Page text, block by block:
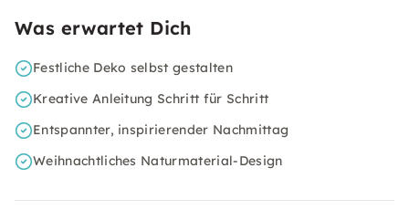
Was erwartet Dich
Festliche Deko selbst gestalten
Kreative Anleitung Schritt für Schritt
Entspannter, inspirierender Nachmittag
Weihnachtliches Naturmaterial-Design